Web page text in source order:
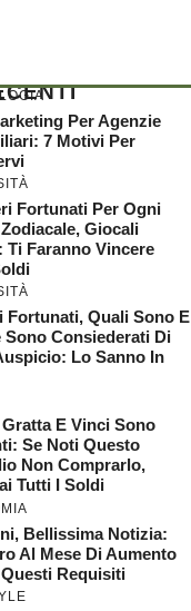
Per Agenzie
7 Motivi Per
Fortunati Per Ogni
Giocali
Ti Faranno Vincere
Fortunati, Quali Sono E
Sono Consiederati Di
Lo Sanno In
E Vinci Sono
Se Noti Questo
Non Comprarlo,
Tutti I Soldi
Bellissima Notizia:
Al Mese Di Aumento
Requisiti